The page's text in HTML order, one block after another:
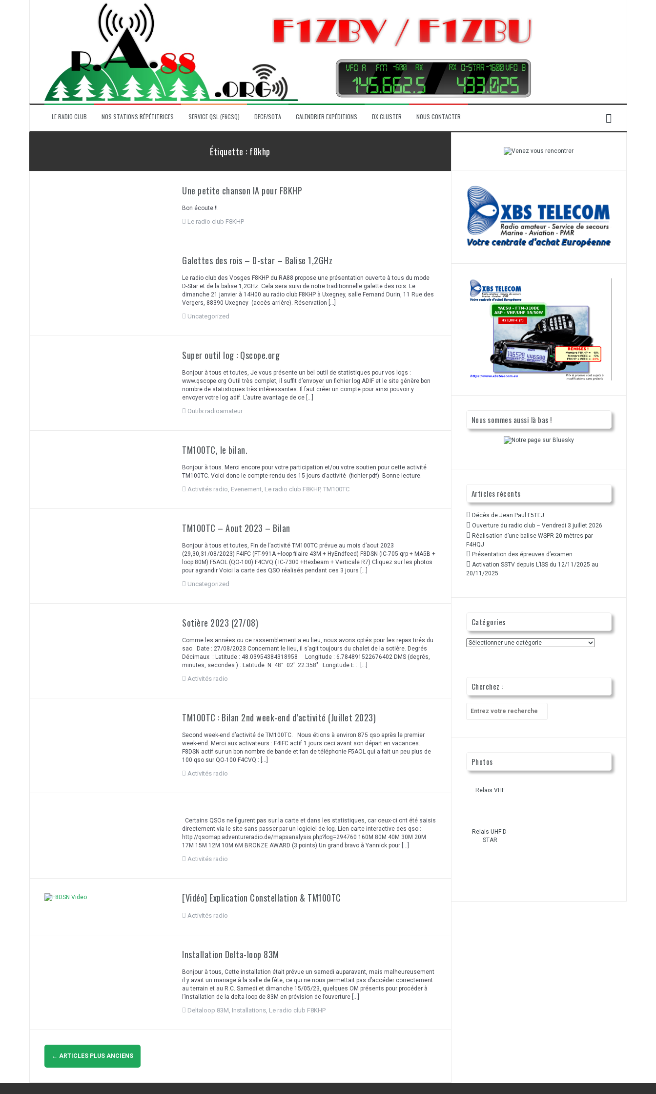
LE RADIO CLUB NOS STATIONS RÉPÉTITRICES SERVICE QSL (F6CSQ) DFCF/SOTA CALENDRIER EXPÉDITIONS DX CLUSTER NOUS CONTACTER
Étiquette : f8khp
Une petite chanson IA pour F8KHP
Bon écoute !!
Le radio club F8KHP
Galettes des rois – D-star – Balise 1,2GHz
Le radio club des Vosges F8KHP du RA88 propose une présentation ouverte à tous du mode
D-Star et de la balise 1,2GHz. Cela sera suivi de notre traditionnelle galette des rois. Le
dimanche 21 janvier à 14H00 au radio club F8KHP à Uxegney, salle Fernand Durin, 11 Rue des
Vergers, 88390 Uxegney (accès arrière). Réservation […]
Uncategorized
Super outil log : Qscope.org
Bonjour à tous et toutes, Je vous présente un bel outil de statistiques pour vos logs :
www.qscope.org Outil très complet, il suffit d’envoyer un fichier log ADIF et le site génère bon
nombre de statistiques très intéressantes. Il faut créer un compte pour ainsi pouvoir y
envoyer votre log adif. L’autre avantage de ce […]
Outils radioamateur
TM100TC, le bilan.
Bonjour à tous. Merci encore pour votre participation et/ou votre soutien pour cette activité
TM100TC. Voici donc le compte-rendu des 15 jours d’activité (fichier pdf). Bonne lecture.
Activités radio, Evenement, Le radio club F8KHP,TM100TC
TM100TC – Aout 2023 – Bilan
Bonjour à tous et toutes, Fin de l’activité TM100TC prévue au mois d’aout 2023
(29,30,31/08/2023) F4IFC (FT-991A +loop filaire 43M + HyEndfeed) F8DSN (IC-705 qrp + MA5B +
loop 80M) F5AOL (QO-100) F4CVQ ( IC-7300 +Hexbeam + Verticale R7) Cliquez sur les photos
pour agrandir Voici la carte des QSO réalisés pendant ces 3 jours […]
Uncategorized
Sotière 2023 (27/08)
Comme les années ou ce rassemblement a eu lieu, nous avons optés pour les repas tirés du
sac. Date : 27/08/2023 Concernant le lieu, il s’agit toujours du chalet de la sotière. Degrés
Décimaux : Latitude : 48.03954384318958 Longitude : 6.784891522676402 DMS (degrés,
minutes, secondes ) : Latitude N 48° 02′ 22.358″ Longitude E : […]
Activités radio
TM100TC : Bilan 2nd week-end d’activité (Juillet 2023)
Second week-end d’activité de TM100TC. Nous étions à environ 875 qso après le premier
week-end. Merci aux activateurs : F4IFC actif 1 jours ceci avant son départ en vacances.
F8DSN actif sur un bon nombre de bande et fan de téléphonie F5AOL qui a fait un peu plus de
100 qso sur QO-100 F4CVQ : […]
Activités radio
Certains QSOs ne figurent pas sur la carte et dans les statistiques, car ceux-ci ont été saisis
directement via le site sans passer par un logiciel de log. Lien carte interactive des qso :
http://qsomap.adventureradio.de/mapsanalysis.php?log=294760 160M 80M 40M 30M 20M
17M 15M 12M 10M 6M BRONZE AWARD (3 points) Un grand bravo à Yannick pour […]
Activités radio
[Vidéo] Explication Constellation & TM100TC
Activités radio
Installation Delta-loop 83M
Bonjour à tous, Cette installation était prévue un samedi auparavant, mais malheureusement
il y avait un mariage à la salle de fête, ce qui ne nous permettait pas d’accéder correctement
au terrain et au R.C. Samedi et dimanche 15/05/23, quelques OM présents pour procéder à
l’installation de la delta-loop de 83M en prévision de l’ouverture […]
Deltaloop 83M, Installations, Le radio club F8KHP
Navigation
des
articles
← ARTICLES PLUS ANCIENS
Nous sommes aussi là bas !
Articles récents
Décès de Jean Paul F5TEJ
Ouverture du radio club – Vendredi 3 juillet 2026
Réalisation d’une balise WSPR 20 mètres par
F4HQJ
Présentation des épreuves d’examen
Activation SSTV depuis L’ISS du 12/11/2025 au
20/11/2025
Catégories
Catégories
Cherchez :
pour
Photos
Relais VHF
Relais UHF D-
STAR